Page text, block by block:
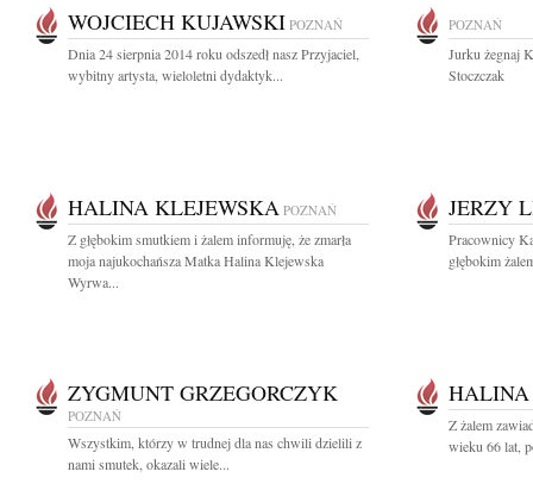
WOJCIECH KUJAWSKI POZNAŃ
Dnia 24 sierpnia 2014 roku odszedł nasz Przyjaciel,
wybitny artysta, wieloletni dydaktyk...
POZNAŃ
Jurku żegnaj
Stoczczak
HALINA KLEJEWSKA POZNAŃ
Z głębokim smutkiem i żalem informuję, że zmarła
moja najukochańsza Matka Halina Klejewska
Wyrwa...
JERZY
Pracownicy
głębokim
ZYGMUNT GRZEGORCZYK
POZNAŃ
Wszystkim, którzy w trudnej dla nas chwili dzielili z
nami smutek, okazali wiele...
Z żalem
wieku 66 lat,